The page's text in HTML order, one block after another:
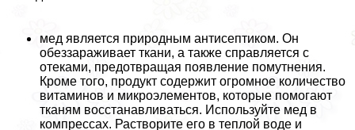
мед является природным антисептиком. Он
обеззараживает ткани, а также справляется с
отеками, предотвращая появление помутнения.
Кроме того, продукт содержит огромное количество
витаминов и микроэлементов, которые помогают
тканям восстанавливаться. Используйте мед в
компрессах. Растворите его в теплой воде и